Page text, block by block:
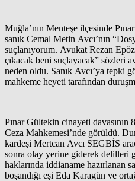
Muğla’nın Menteşe ilçesinde
sanık Cemal Metin Avcı’nın
suçlanıyorum. Avukat Rezan
çıkacak beni suçlayacak” sözleri
neden oldu. Sanık Avcı’ya tepki
mahkeme heyeti tarafından
Pınar Gültekin cinayeti davasının
Ceza Mahkemesi’nde görüldü.
kardeşi Mertcan Avcı SEGBİS
sonra olay yerine giderek delilleri
haklarında iddianame hazırlanan
boşandığı eşi Eda Karagün ve